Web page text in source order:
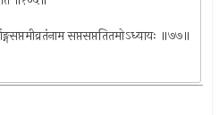
सप्तसप्ततितमोऽध्यायः ॥७७॥